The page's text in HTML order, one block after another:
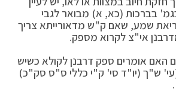
בברכות (כא, א) מבואר לגבי
שמע, שאם ק"ש מדאורייתא צריך
אי"צ לקרוא מספק.
האם אומרים ספק דרבנן לקולא כשיש
ש"ך (יו"ד סי' ק"י כללי ס"ס סק"כ)